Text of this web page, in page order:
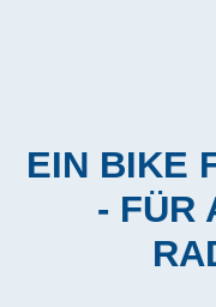
EIN BIKE
- FÜR